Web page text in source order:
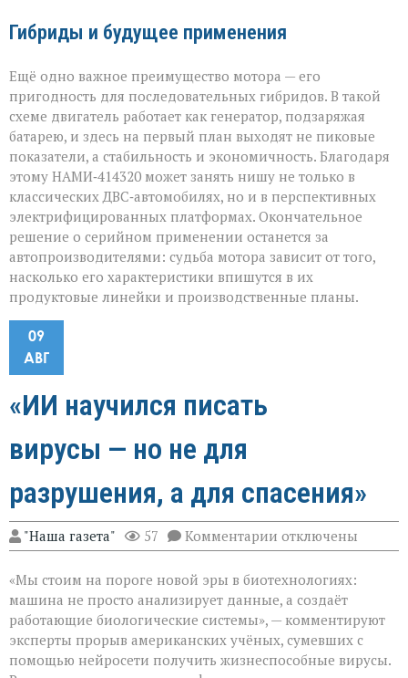
Гибриды и будущее применения
Ещё одно важное преимущество мотора — его
пригодность для последовательных гибридов. В такой
схеме двигатель работает как генератор, подзаряжая
батарею, и здесь на первый план выходят не пиковые
показатели, а стабильность и экономичность. Благодаря
этому НАМИ‑414320 может занять нишу не только в
классических ДВС‑автомобилях, но и в перспективных
электрифицированных платформах. Окончательное
решение о серийном применении останется за
автопроизводителями: судьба мотора зависит от того,
насколько его характеристики впишутся в их
продуктовые линейки и производственные планы.
09
АВГ
«ИИ научился писать
вирусы — но не для
разрушения, а для спасения»
"Наша газета" 57 Комментарии к
записи
научился
писать
вирусы — но
не
для
разрушения,
отключены
«Мы стоим на пороге новой эры в биотехнологиях:
машина не просто анализирует данные, а создаёт
работающие биологические системы», — комментируют
эксперты прорыв американских учёных, сумевших с
помощью нейросети получить жизнеспособные вирусы.